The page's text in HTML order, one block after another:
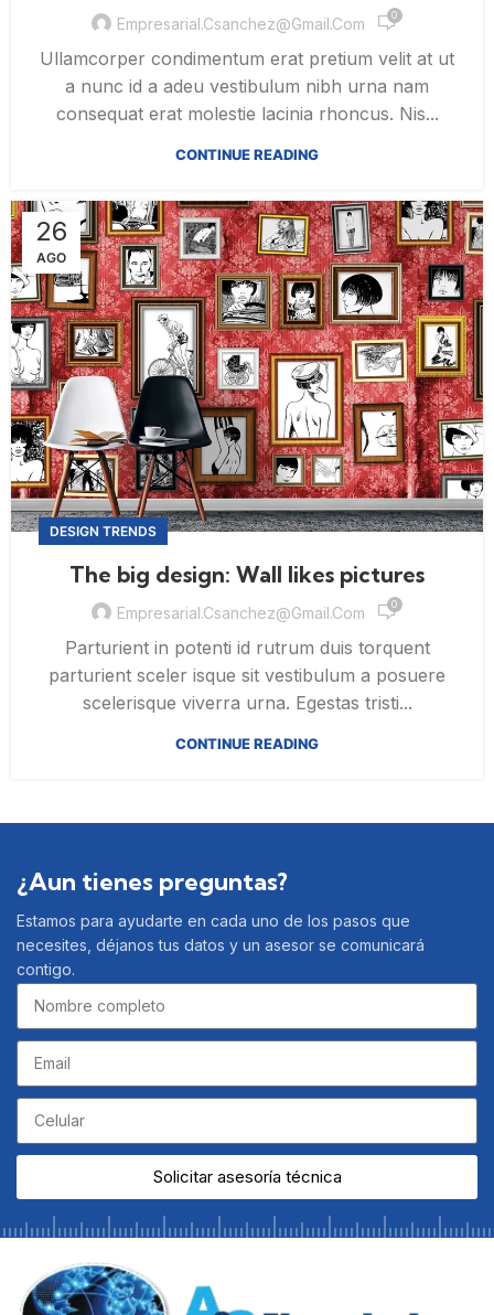
Empresarial.csanchez@gmail.com 0
Ullamcorper condimentum erat pretium velit at ut
a nunc id a adeu vestibulum nibh urna nam
consequat erat molestie lacinia rhoncus. Nis...
CONTINUE READING
26
AGO
DESIGN TRENDS
The big design: Wall likes pictures
Empresarial.csanchez@gmail.com 0
Parturient in potenti id rutrum duis torquent
parturient sceler isque sit vestibulum a posuere
scelerisque viverra urna. Egestas tristi...
CONTINUE READING
¿Aun tienes preguntas?
Estamos para ayudarte en cada uno de los pasos que
necesites, déjanos tus datos y un asesor se comunicará
contigo.
Solicitar asesoría técnica